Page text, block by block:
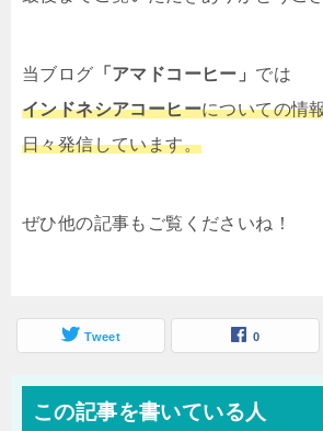
当ブログ 「アマドコーヒー」 では
インドネシアコーヒーについての情
日々発信しています。
ぜひ他の記事もご覧くださいね！
Tweet 0
この記事を書いている人